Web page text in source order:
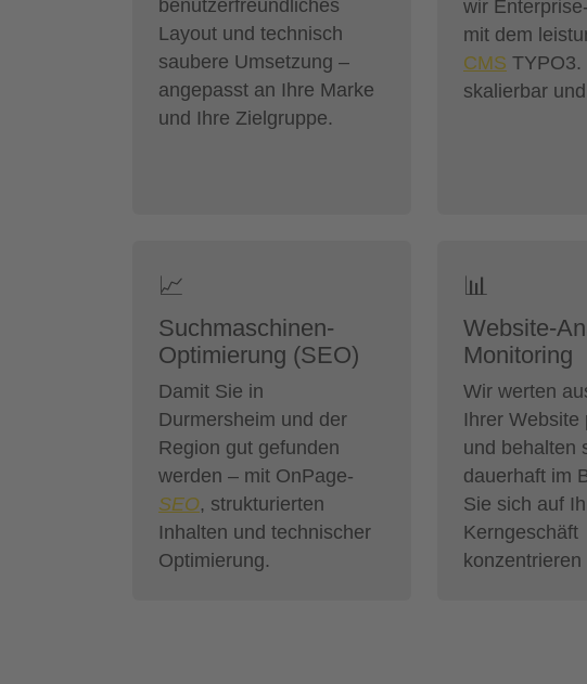
benutzerfreundliches
Layout und technisch
saubere Umsetzung –
angepasst an Ihre Marke
und Ihre Zielgruppe.
wir
mit dem
CMS TYPO3.
skalierbar
📈
Suchmaschinen-
Optimierung (SEO)
Damit Sie in
Durmersheim und der
Region gut gefunden
werden – mit OnPage-
SEO, strukturierten
Inhalten und technischer
Optimierung.
📊
Website-
Monitoring
Wir werten
Ihrer Website
und behalten
dauerhaft im
Sie sich auf
Kerngeschäft
konzentrieren